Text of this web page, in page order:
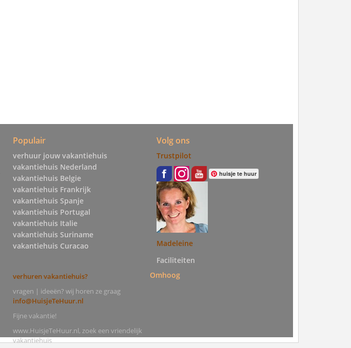
Populair
verhuur jouw vakantiehuis
vakantiehuis Nederland
vakantiehuis Belgie
vakantiehuis Frankrijk
vakantiehuis Spanje
vakantiehuis Portugal
vakantiehuis Italie
vakantiehuis Suriname
vakantiehuis Curacao
Volg ons
Trustpilot
huisje te huur
Madeleine
Faciliteiten
verhuren vakantiehuis?
vragen | ideeën? wij horen ze graag
info@HuisjeTeHuur.nl
Fijne vakantie!
www.HuisjeTeHuur.nl, zoek een vriendelijk
vakantiehuis
Omhoog